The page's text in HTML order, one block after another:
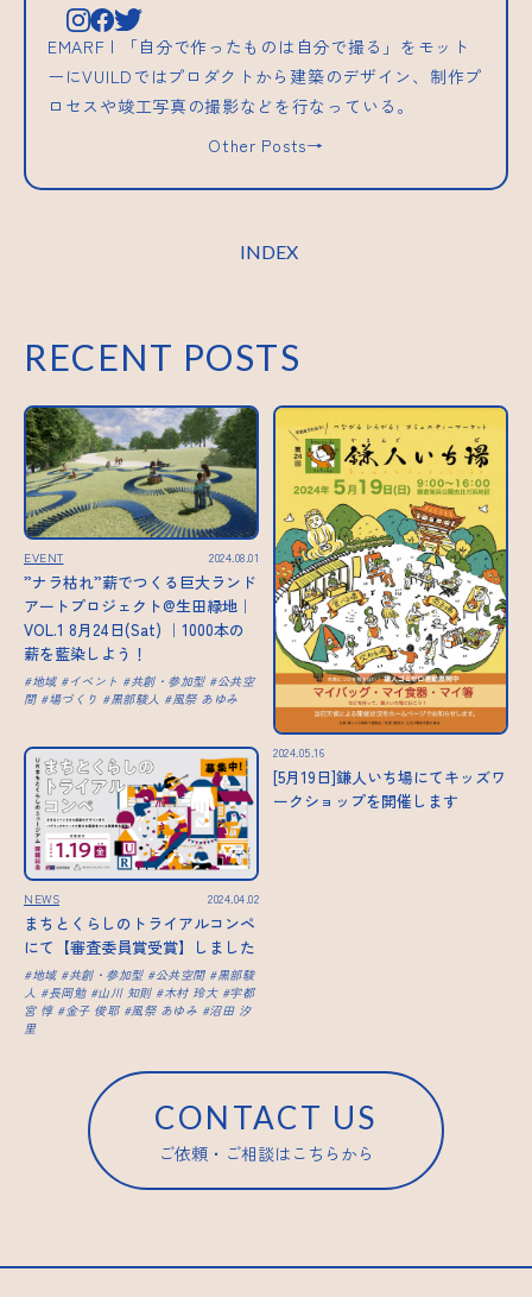
EMARF | 「自分で作ったものは自分で撮る」をモット
ーにVUILDではプロダクトから建築のデザイン、制作プ
ロセスや竣工写真の撮影などを行なっている。
Other Posts→
INDEX
RECENT POSTS
EVENT 2024.08.01
”ナラ枯れ”薪でつくる巨大ランド
アートプロジェクト@生田緑地｜
VOL.1 8月24日(Sat) ｜1000本の
薪を藍染しよう！
地域 イベント 共創・参加型
公共空
間
場づくり 黒部駿人 風祭 あゆみ
2024.05.16
[5月19日]鎌人いち場にてキッズワ
ークショップを開催します
NEWS 2024.04.02
まちとくらしのトライアルコンペ
にて【審査委員賞受賞】しました
地域 共創・参加型 公共空間
黒部駿
人
長岡勉 山川 知則 木村 玲大
宇都
宮 惇
金子 俊耶 風祭 あゆみ
沼田 汐
里
CONTACT US
ご依頼・ご相談はこちらから